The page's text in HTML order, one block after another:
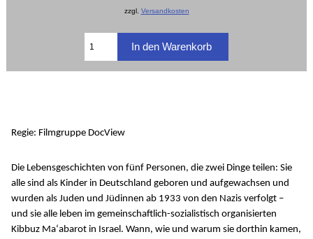
zzgl. Versandkosten
Regie: Filmgruppe DocView
Die Lebensgeschichten von fünf Personen, die zwei Dinge teilen: Sie
alle sind als Kinder in Deutschland geboren und aufgewachsen und
wurden als Juden und Jüdinnen ab 1933 von den Nazis verfolgt –
und sie alle leben im gemeinschaftlich-sozialistisch organisierten
Kibbuz Ma‘abarot in Israel. Wann, wie und warum sie dorthin kamen,